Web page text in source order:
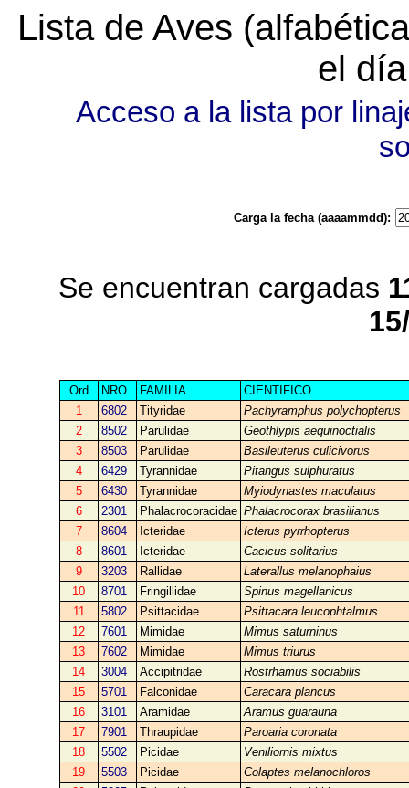
Lista de Aves
el
Acceso a la lista por
Carga la fecha (aaaammdd):
Se encuentran cargadas
Ord NRO FAMILIA
CIENTIFICO
1
6802 Tityridae
Pachyramphus polychopterus
2
8502 Parulidae
Geothlypis aequinoctialis
3
8503 Parulidae
Basileuterus culicivorus
4
6429 Tyrannidae
Pitangus sulphuratus
5
6430 Tyrannidae
Myiodynastes maculatus
6
2301 Phalacrocoracidae Phalacrocorax brasilianus
7
8604 Icteridae
Icterus pyrrhopterus
8
8601 Icteridae
Cacicus solitarius
9
3203 Rallidae
Laterallus melanophaius
10
8701 Fringillidae
Spinus magellanicus
11
5802 Psittacidae
Psittacara leucophtalmus
12
7601 Mimidae
Mimus saturninus
13
7602 Mimidae
Mimus triurus
14
3004 Accipitridae
Rostrhamus sociabilis
15
5701 Falconidae
Caracara plancus
16
3101 Aramidae
Aramus guarauna
17
7901 Thraupidae
Paroaria coronata
18
5502 Picidae
Veniliornis mixtus
19
5503 Picidae
Colaptes melanochloros